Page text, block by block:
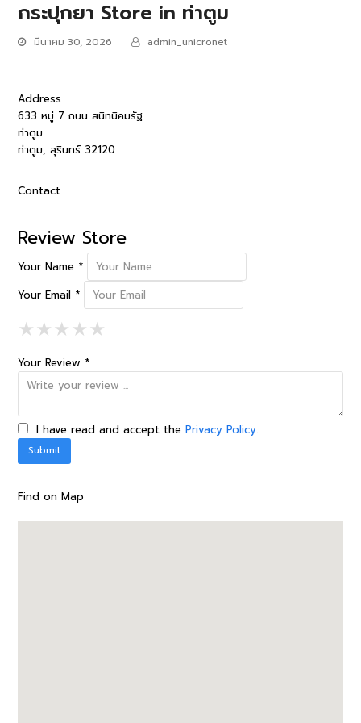
กระปุกยา Store in ท่าตูม
มีนาคม 30, 2026 admin_unicronet
Address
633 หมู่ 7 ถนน สนิทนิคมรัฐ
ท่าตูม
ท่าตูม, สุรินทร์ 32120
Contact
Review Store
Your Name *
Your Email *
★1 Star
★★2 Stars
★★★3 Stars
★★★★4 Stars
★★★★★5 Stars
Your Review *
I have read and accept thePrivacy Policy.
Find on Map